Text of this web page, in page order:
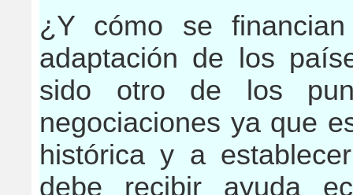
¿Y cómo se
adaptación de los
sido otro de los
negociaciones ya que
histórica y a
debe recibir ayuda